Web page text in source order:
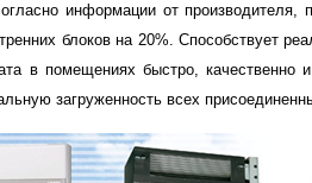
информации от
блоков на 20%. Способствует
в помещениях быстро, качественно
загруженность всех